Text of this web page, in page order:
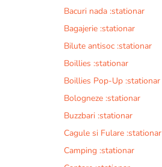
Bacuri nada :stationar
Bagajerie :stationar
Bilute antisoc :stationar
Boillies :stationar
Boillies Pop-Up :stationar
Bologneze :stationar
Buzzbari :stationar
Cagule si Fulare :stationar
Camping :stationar